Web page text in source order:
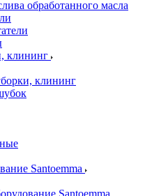
обработанного масла
клининг
клининг
Santoemma
Santoemma